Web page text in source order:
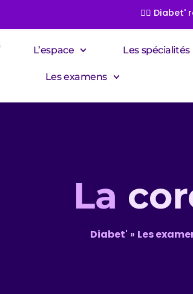
👩‍⚕️ Diabet'
L’espace Les spécialités
Les examens
La
Diabet' » Les